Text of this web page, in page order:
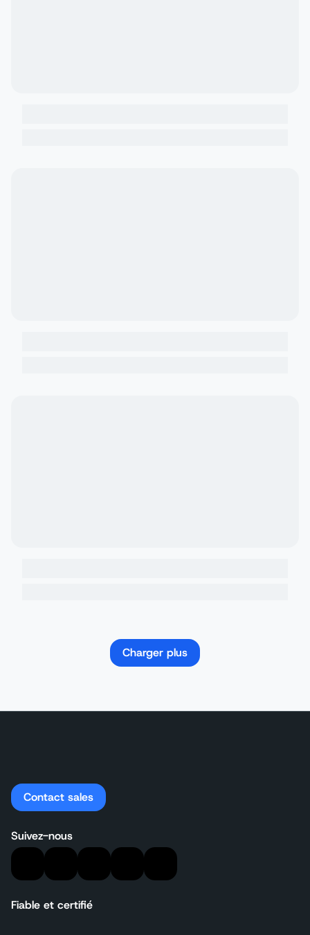
Charger plus
Contact sales
Suivez-nous
Fiable et certifié